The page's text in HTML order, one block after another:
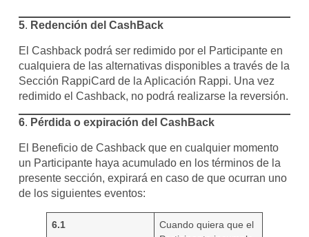
5. Redención del CashBack
El Cashback podrá ser redimido por el Participante en
cualquiera de las alternativas disponibles a través de la
Sección RappiCard de la Aplicación Rappi. Una vez
redimido el Cashback, no podrá realizarse la reversión.
6. Pérdida o expiración del CashBack
El Beneficio de Cashback que en cualquier momento
un Participante haya acumulado en los términos de la
presente sección, expirará en caso de que ocurran uno
de los siguientes eventos:
6.1
Cuando quiera que el